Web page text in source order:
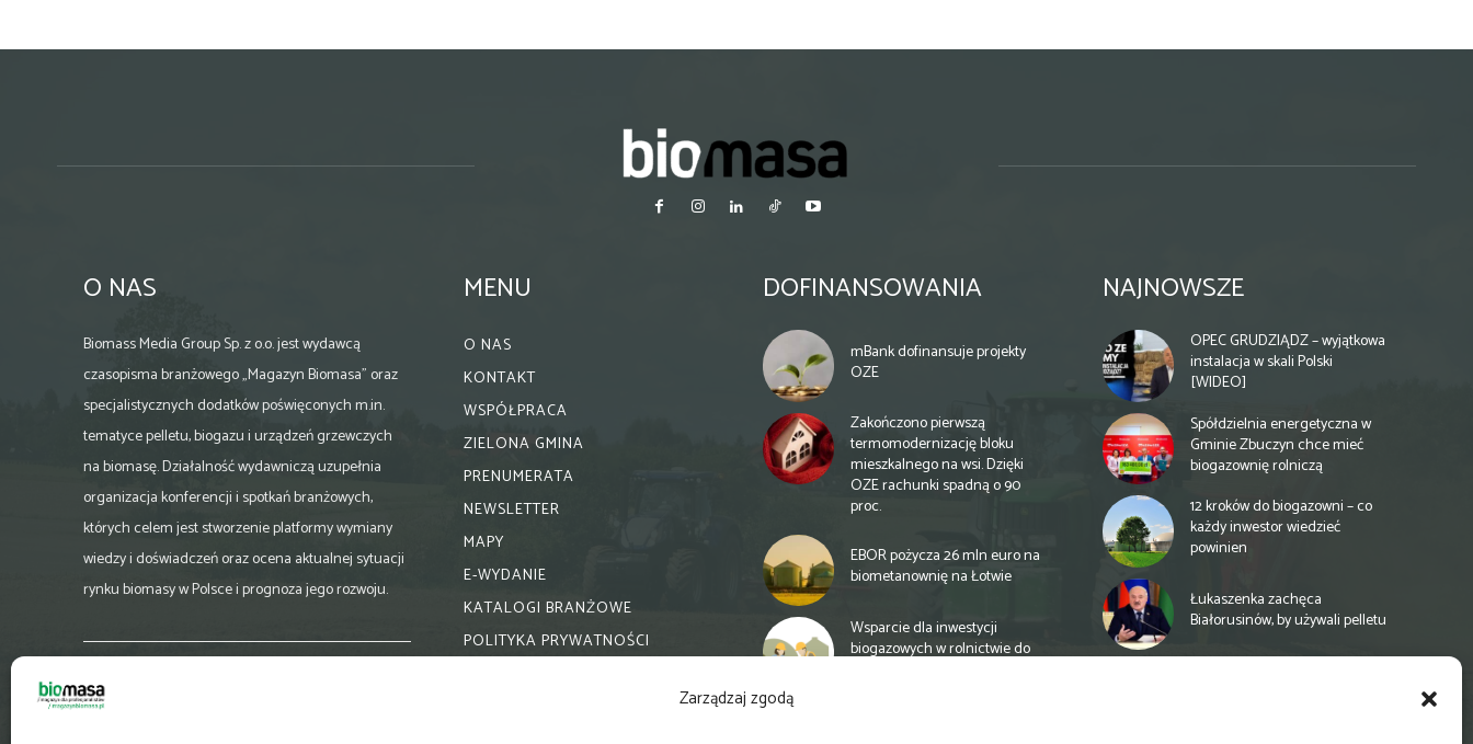
Zarządzaj zgodą
O NAS
Biomass Media Group Sp. z o.o. jest wydawcą
czasopisma branżowego „Magazyn Biomasa” oraz
specjalistycznych dodatków poświęconych m.in.
tematyce pelletu, biogazu i urządzeń grzewczych
na biomasę. Działalność wydawniczą uzupełnia
organizacja konferencji i spotkań branżowych,
których celem jest stworzenie platformy wymiany
wiedzy i doświadczeń oraz ocena aktualnej sytuacji
rynku biomasy w Polsce i prognoza jego rozwoju.
biuro@magazynbiomasa.pl
MENU
O NAS
KONTAKT
WSPÓŁPRACA
ZIELONA GMINA
PRENUMERATA
NEWSLETTER
MAPY
E-WYDANIE
KATALOGI BRANŻOWE
POLITYKA PRYWATNOŚCI
DOFINANSOWANIA
mBank dofinansuje projekty
OZE
Zakończono pierwszą
termomodernizację bloku
mieszkalnego na wsi. Dzięki
OZE rachunki spadną o 90
proc.
EBOR pożycza 26 mln euro na
biometanownię na Łotwie
Wsparcie dla inwestycji
biogazowych w rolnictwie do
NAJNOWSZE
OPEC GRUDZIĄDZ – wyjątkowa
instalacja w skali Polski
[WIDEO]
Spółdzielnia energetyczna w
Gminie Zbuczyn chce mieć
biogazownię rolniczą
12 kroków do biogazowni – co
każdy inwestor wiedzieć
powinien
Łukaszenka zachęca
Białorusinów, by używali pelletu